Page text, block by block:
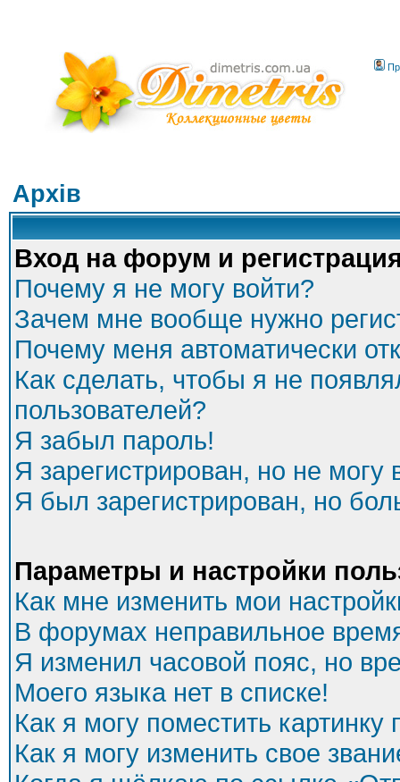
Архів
Вход на форум и
Почему я не могу войти?
Зачем мне вообще нужно
Почему меня автоматически
Как сделать, чтобы я не
пользователей?
Я забыл пароль!
Я зарегистрирован, но не могу
Я был зарегистрирован, но
Параметры и настройки
Как мне изменить мои
В форумах неправильное
Я изменил часовой пояс, но
Моего языка нет в списке!
Как я могу поместить
Как я могу изменить свое